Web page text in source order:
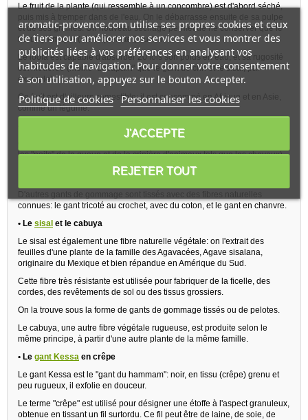
Le fruit de la plante (qui ressemble à un concombre) est d'abord séché,
puis mis à tremper dans de l'eau. On le débarrasse ensuite de sa pulpe
et de ses graines. Un nouveau séchage permet de ne conserver que le
tissu xylémique (=le "squelette") du fruit.
Le loofa est capable d'absorber 20 fois son poids en eau, et sa rugosité
est modérée (moins "décapant" que le gant de crin et le sisal, par
exemple).
Ce fruit est d'ailleurs comestible: il est consommé en Afrique et en Asie,
comme un légume.
les "poils" de la queue et de la crinière d'animaux tels que les chevaux).
Les crins sont nettoyés, stérilisés et tricotés pour donner un gant très
D'autres gants de gommage sont tissés avec des fibres naturelles
connues: le gant tricoté au crochet, avec du coton, et le gant en chanvre.
• Le sisal et le cabuya
Le sisal est également une fibre naturelle végétale: on l'extrait des
feuilles d'une plante de la famille des Agavacées, Agave sisalana,
originaire du Mexique et bien répandue en Amérique du Sud.
Cette fibre très résistante est utilisée pour fabriquer de la ficelle, des
cordes, des revêtements de sol ou des tissus grossiers.
On la trouve sous la forme de gants de gommage tissés ou de pelotes.
Le cabuya, une autre fibre végétale rugueuse, est produite selon le
même principe, à partir d'une autre plante de la même famille.
• Le gant Kessa en crêpe
Le gant Kessa est le "gant du hammam": noir, en tissu (crêpe) grenu et
peu rugueux, il exfolie en douceur.
Le terme "crêpe" est utilisé pour désigner une étoffe à l'aspect granuleux,
obtenue en tissant un fil surtordu. Ce fil peut être de laine, de soie, de
aromatic-provence.com utilise ses propres cookies et ceux
de tiers pour améliorer nos services et vous montrer des
publicités liées à vos préférences en analysant vos
habitudes de navigation. Pour donner votre consentement
à son utilisation, appuyez sur le bouton Accepter.
Politique de cookies Personnaliser les cookies
REJETER TOUT
J'ACCEPTE